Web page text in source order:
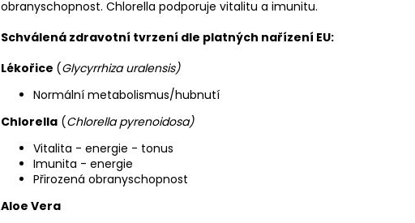
obranyschopnost. Chlorella podporuje vitalitu a imunitu.
Schválená zdravotní tvrzení dle platných nařízení EU:
Lékořice (Glycyrrhiza uralensis)
Normální metabolismus/hubnutí
Chlorella (Chlorella pyrenoidosa)
Vitalita - energie - tonus
Imunita - energie
Přirozená obranyschopnost
Aloe Vera